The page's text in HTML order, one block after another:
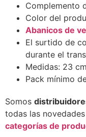
Complemento
Color del
Abanicos de
El surtido de
durante el
Medidas: 23 cm
Pack mínimo
Somos
todas las
categorías de